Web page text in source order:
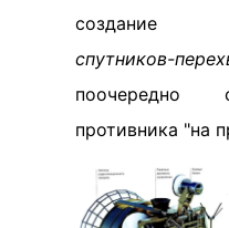
создание
спутников-
поочередно
противника "на